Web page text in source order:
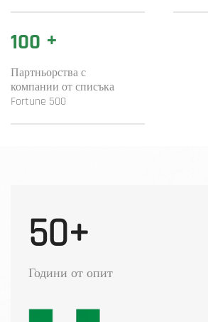
100 +
Партньорства с
компании от списъка
Fortune 500
50+
Години от опит